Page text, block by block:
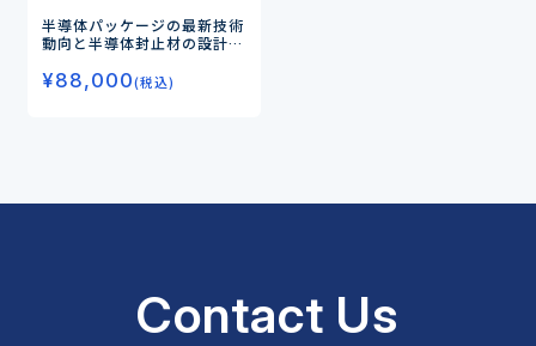
半導体パッケージの最新技術
動向と半導体封止材の設計・
¥88,000(税込)
Contact Us